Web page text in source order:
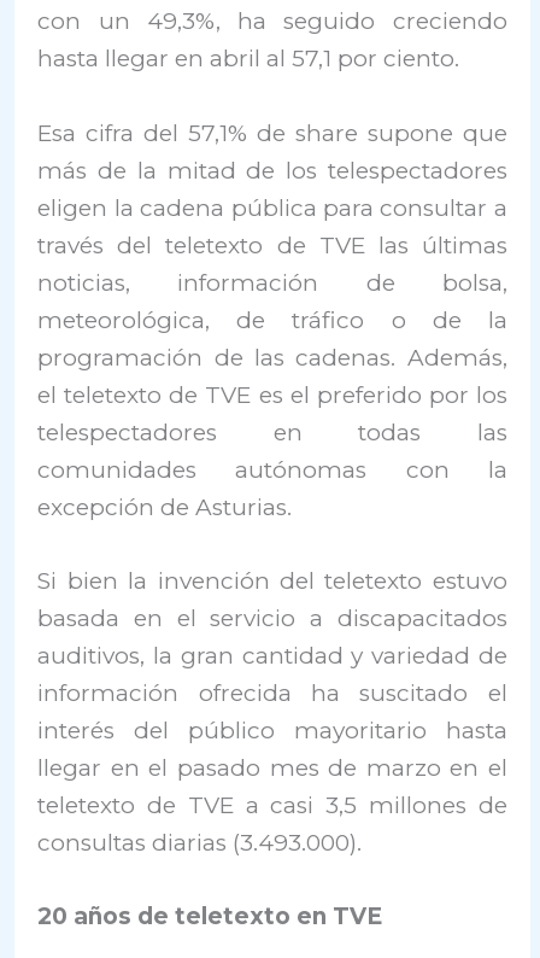
con un 49,3%, ha seguido creciendo
hasta llegar en abril al 57,1 por ciento.
Esa cifra del 57,1% de share supone que
más de la mitad de los telespectadores
eligen la cadena pública para consultar a
través del teletexto de TVE las últimas
noticias, información de bolsa,
meteorológica, de tráfico o de la
programación de las cadenas. Además,
el teletexto de TVE es el preferido por los
telespectadores en todas las
comunidades autónomas con la
excepción de Asturias.
Si bien la invención del teletexto estuvo
basada en el servicio a discapacitados
auditivos, la gran cantidad y variedad de
información ofrecida ha suscitado el
interés del público mayoritario hasta
llegar en el pasado mes de marzo en el
teletexto de TVE a casi 3,5 millones de
consultas diarias (3.493.000).
20 años de teletexto en TVE